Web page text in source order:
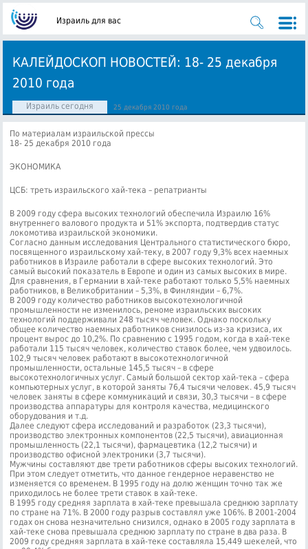
Израиль для вас
КАЛЕЙДОСКОП НОВОСТЕЙ: 18- 25 декабря
2010 года
Израиль сегодня 25 декабря 2010 года
По материалам израильской прессы
18- 25 декабря 2010 года
ЭКОНОМИКА
ЦСБ: треть израильского хай-тека – репатрианты
В 2009 году сфера высоких технологий обеспечила Израилю 16%
внутреннего валового продукта и 51% экспорта, подтвердив статус
локомотива израильской экономики.
Согласно данным исследования Центрального статистического бюро,
посвященного израильскому хай-теку, в 2007 году 9,3% всех наемных
работников в Израиле работали в сфере высоких технологий. Это
самый высокий показатель в Европе и один из самых высоких в мире.
Для сравнения, в Германии в хай-теке работают только 5,5% наемных
работников, в Великобритании – 5,3%, в Финляндии – 6,7%.
В 2009 году количество работников высокотехнологичной
промышленности не изменилось, реноме израильских высоких
технологий поддерживали 248 тысяч человек. Однако поскольку
общее количество наемных работников снизилось из-за кризиса, их
процент вырос до 10,2%. По сравнению с 1995 годом, когда в хай-теке
работали 115 тысяч человек, количество ставок более, чем удвоилось.
102,9 тысяч человек работают в высокотехнологичной
промышленности, остальные 145,5 тысяч – в сфере
высокотехнологичных услуг. Самый большой сектор хай-тека – сфера
компьютерных услуг, в которой заняты 76,4 тысячи человек. 45,9 тысяч
человек заняты в сфере коммуникаций и связи, 30,3 тысячи – в сфере
производства аппаратуры для контроля качества, медицинского
оборудования и т.д.
Далее следуют сфера исследований и разработок (23,3 тысячи),
производство электронных компонентов (22,5 тысячи), авиационная
промышленность (22,1 тысячи), фармацевтика (12,2 тысячи) и
производство офисной электроники (3,7 тысячи).
Мужчины составляют две трети работников сферы высоких технологий.
При этом следует отметить, что данное гендерное неравенство не
изменяется со временем. В 1995 году на долю женщин точно так же
приходилось не более трети ставок в хай-теке.
В 1995 году средняя зарплата в хай-теке превышала среднюю зарплату
по стране на 71%. В 2000 году разрыв составлял уже 106%. В 2001-2004
годах он снова незначительно снизился, однако в 2005 году зарплата в
хай-теке снова превышала среднюю зарплату по стране в два раза. В
2009 году средняя зарплата в хай-теке составляла 15,449 шекелей, что